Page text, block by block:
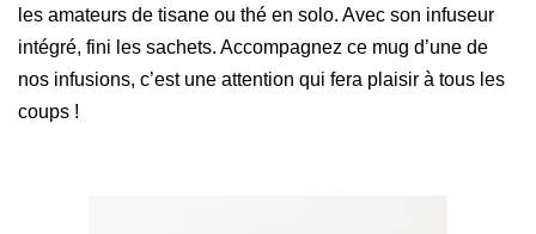
les amateurs de tisane ou thé en solo. Avec son infuseur
intégré, fini les sachets. Accompagnez ce mug d’une de
nos infusions, c’est une attention qui fera plaisir à tous les
coups !